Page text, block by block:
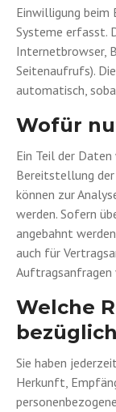
Einwilligung beim
Systeme erfasst.
Internetbrowser,
Seitenaufrufs).
automatisch,
Wofür
Ein Teil der
Bereitstellung der
können zur
werden. Sofern
angebahnt
auch für
Auftragsanfragen
Welche
Sie haben
Herkunft,